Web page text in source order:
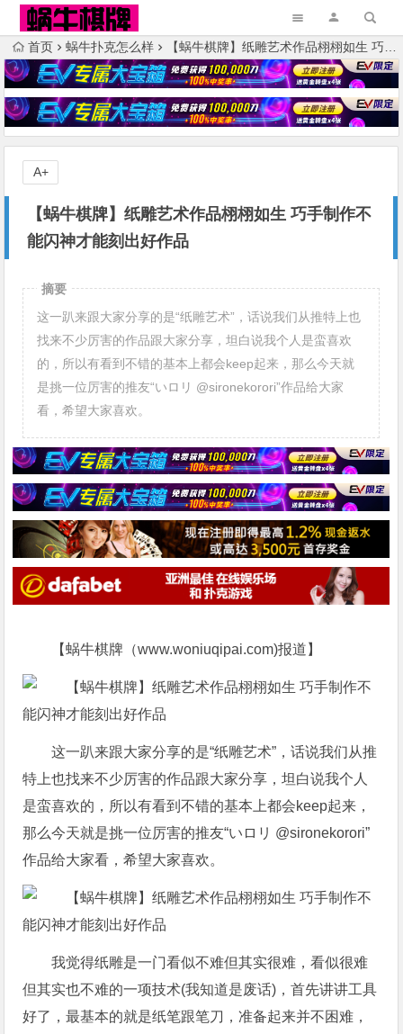
首页 蜗牛扑克怎么样 【蜗牛棋牌】纸雕艺术作品栩栩如生 巧手制作不能闪神才能刻出好作品
【蜗牛棋牌】纸雕艺术作品栩栩如生 巧手制作不
能闪神才能刻出好作品
A+
摘要
这一趴来跟大家分享的是“纸雕艺术”，话说我们从推特上也
找来不少厉害的作品跟大家分享，坦白说我个人是蛮喜欢
的，所以有看到不错的基本上都会keep起来，那么今天就
是挑一位厉害的推友“いロリ @sironekorori”作品给大家
看，希望大家喜欢。
【蜗牛棋牌（www.woniuqipai.com)报道】
这一趴来跟大家分享的是“纸雕艺术”，话说我们从推
特上也找来不少厉害的作品跟大家分享，坦白说我个人
是蛮喜欢的，所以有看到不错的基本上都会keep起来，
那么今天就是挑一位厉害的推友“いロリ @sironekorori”
作品给大家看，希望大家喜欢。
我觉得纸雕是一门看似不难但其实很难，看似很难
但其实也不难的一项技术(我知道是废话)，首先讲讲工具
好了，最基本的就是纸笔跟笔刀，准备起来并不困难，